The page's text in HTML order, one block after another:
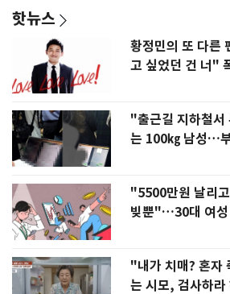
핫뉴스
황정민의 또 다른
고 싶었던 건 너"
"출근길 지하철서
는 100㎏ 남성…
"5500만원 날리
빚뿐"…30대 여성
"내가 치매? 혼
는 시모, 검사하